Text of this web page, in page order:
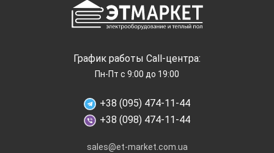
График работы Call-центра:
Пн-Пт с 9:00 до 19:00
+38 (095) 474-11-44
+38 (098) 474-11-44
sales@et-market.com.ua